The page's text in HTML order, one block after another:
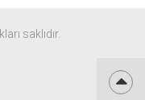
saklıdır.